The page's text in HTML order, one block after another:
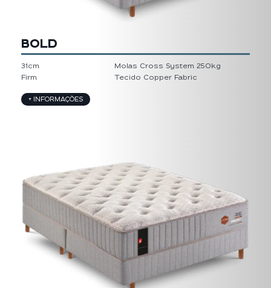
BOLD
31cm
Firm
Molas Cross System 250kg
Tecido Copper Fabric
+ INFORMAÇÕES